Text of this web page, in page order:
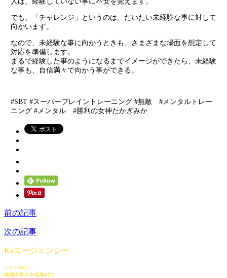
でも、「チャレンジ」というのは、だいたい未経験な事に対して
向かいます。
なので、未経験な事に向かうときも、さまざまな場面を想定して
対応を準備します。
まるで経験した事のようになるまでイメージができたら、未経験
な事も、自信満々で向かう事ができる。
#SBT #スーパーブレイントレーニング #無敵 #メンタルトレー
ニング #メンタル #勝利の女神たかぎみか
前の記事
次の記事
Ksエージェンシー
〒417-0057
静岡県富士市瓜島町52